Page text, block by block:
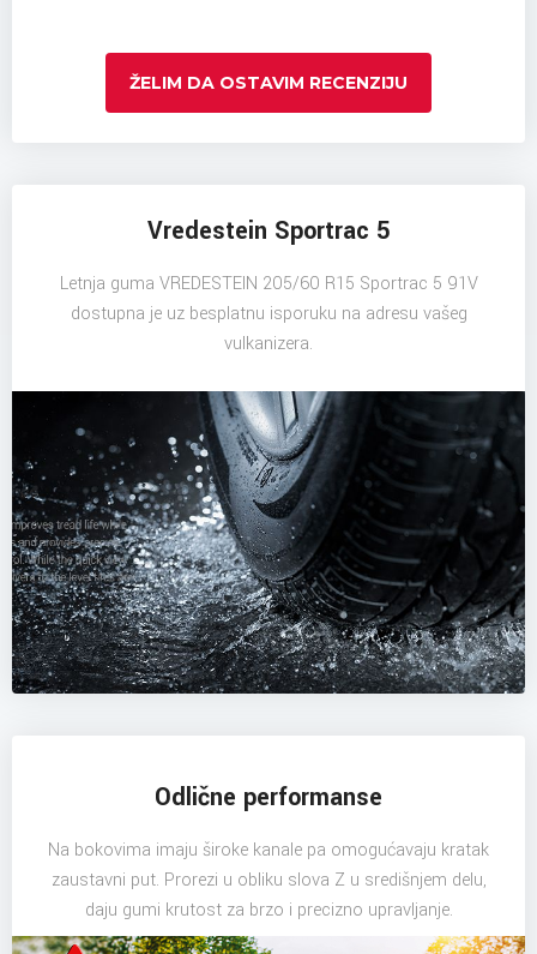
ŽELIM DA OSTAVIM RECENZIJU
Vredestein Sportrac 5
Letnja guma VREDESTEIN 205/60 R15 Sportrac 5 91V
dostupna je uz besplatnu isporuku na adresu vašeg
vulkanizera.
Odlične performanse
Na bokovima imaju široke kanale pa omogućavaju kratak
zaustavni put. Prorezi u obliku slova Z u središnjem delu,
daju gumi krutost za brzo i precizno upravljanje.